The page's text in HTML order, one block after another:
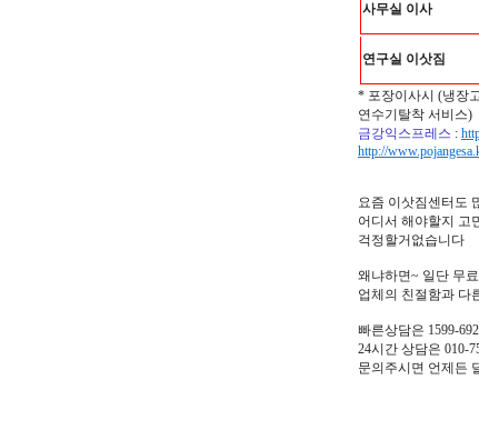
사무실 이사
연구실 이삿짐
* 포장이사시 (냉장
연수기탈착 서비스)
금강익스프레스 :
http://
요즘 이삿짐센터도
어디서 해야할지 고
걱정할거없습니다
왜냐하면~ 일단 무
업체의 친절함과 다
빠른상담은 1599-
24시간 상담은 010-
문의주시면 언제든